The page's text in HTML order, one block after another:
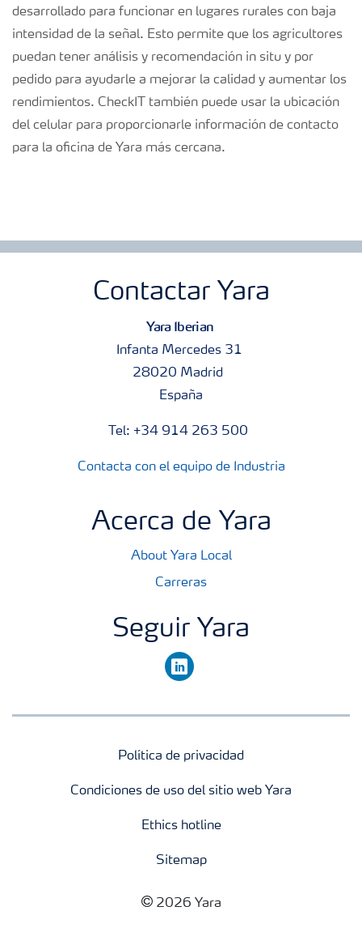
desarrollado para funcionar en lugares rurales con baja
intensidad de la señal. Esto permite que los agricultores
puedan tener análisis y recomendación in situ y por
pedido para ayudarle a mejorar la calidad y aumentar los
rendimientos. CheckIT también puede usar la ubicación
del celular para proporcionarle información de contacto
para la oficina de Yara más cercana.
Contactar Yara
Yara Iberian
Infanta Mercedes 31
28020 Madrid
España
Tel: +34 914 263 500
Contacta con el equipo de Industria
Acerca de Yara
About Yara Local
Carreras
Seguir Yara
linkedin
Política de privacidad
Condiciones de uso del sitio web Yara
Ethics hotline
Sitemap
2026 Yara